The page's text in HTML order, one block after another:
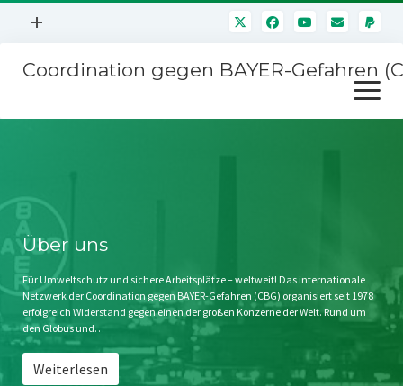
Menü
+
Mitmachen
Kontakt
Impressum
Störfälle
Coordination gegen BAYER-Gefahren
Menü
öffnen
Stichwort BAYER
Jahrestagung
SPENDEN
Über uns
Für Umweltschutz und sichere Arbeitsplätze – weltweit! Das internationale
Netzwerk der Coordination gegen BAYER-Gefahren (CBG) organisiert seit 1978
erfolgreich Widerstand gegen einen der großen Konzerne der Welt. Rund um
den Globus und…
Weiterlesen